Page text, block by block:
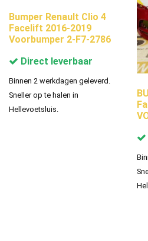
Bumper Renault Clio 4
Facelift 2016-2019
Voorbumper 2-F7-2786
Direct leverbaar
Binnen 2 werkdagen geleverd.
Sneller op te halen in
Hellevoetsluis.